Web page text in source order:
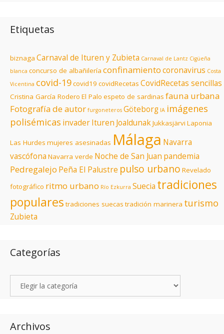
Etiquetas
biznaga Carnaval de Ituren y Zubieta Carnaval de Lantz Cigüeña
blanca concurso de albañilería confinamientocoronavirus Costa
Vicentina covid-19covid19 covidRecetas CovidRecetas sencillas
Cristina García Rodero El Palo espeto de sardinas fauna urbana
Fotografía de autor furgoneteros Göteborg IA imágenes
polisémicas invaderIturen JoaldunakJukkasjärvi Laponia
Las Hurdes mujeres asesinadas Málaga Navarra
vascófona Navarra verde Noche de San Juan pandemia
Pedregalejo Peña El Palustre pulso urbano Revelado
fotográfico ritmo urbano Río Ezkurra Suecia tradiciones
populares tradiciones suecas tradición marinera turismo
Zubieta
Categorías
Archivos